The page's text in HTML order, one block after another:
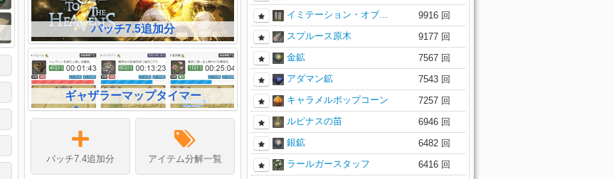
パッチ7.5追加分
ギャザラーマップタイマー
パッチ7.4追加分 アイテム分解一覧
イミテーション・オブ…
9916 回
スプルース原木
9177 回
金鉱
7567 回
アダマン鉱
7543 回
キャラメルポップコーン
7257 回
ルピナスの苗
6946 回
銀鉱
6482 回
ラールガースタッフ
6416 回